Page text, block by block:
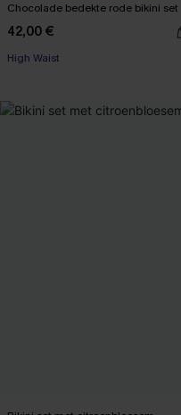
Chocolade bedekte rode bikini set
42,00 €
High Waist